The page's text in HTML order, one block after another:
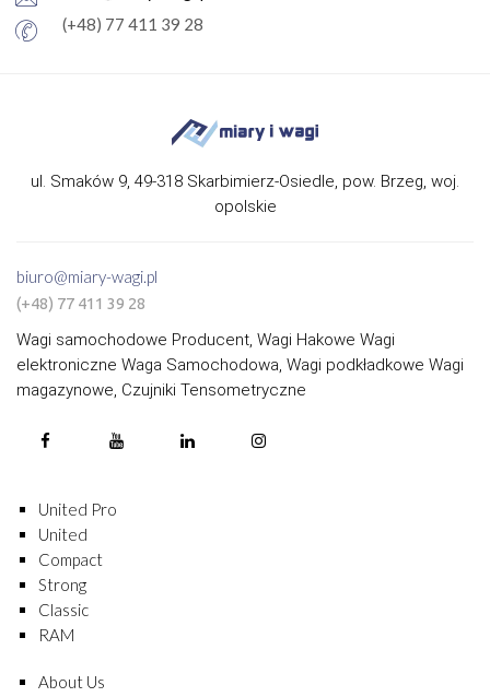
(+48) 77 411 39 28
ul. Smaków 9, 49-318 Skarbimierz-Osiedle, pow. Brzeg, woj.
opolskie
biuro@miary-wagi.pl
(+48) 77 411 39 28
Wagi samochodowe Producent, Wagi Hakowe Wagi
elektroniczne Waga Samochodowa, Wagi podkładkowe Wagi
magazynowe, Czujniki Tensometryczne
United Pro
United
Compact
Strong
Classic
RAM
About Us